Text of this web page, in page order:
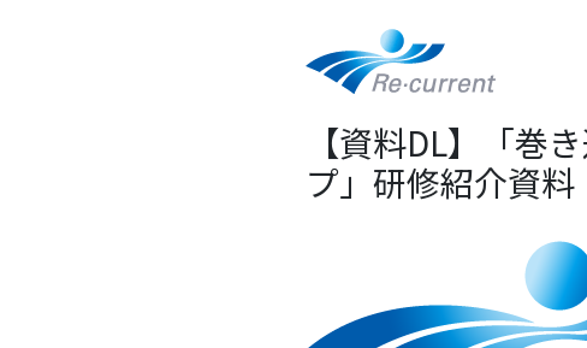
【資料DL】「巻
プ」研修紹介資料